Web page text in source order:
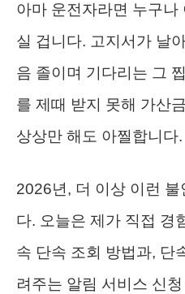
아마 운전자라면 누구나
실 겁니다. 고지서가 날
음 졸이며 기다리는 그
를 제때 받지 못해 가산
상상만 해도 아찔합니다.
2026년, 더 이상 이런 불
다. 오늘은 제가 직접 경
속 단속 조회 방법과, 단
려주는 알림 서비스 신